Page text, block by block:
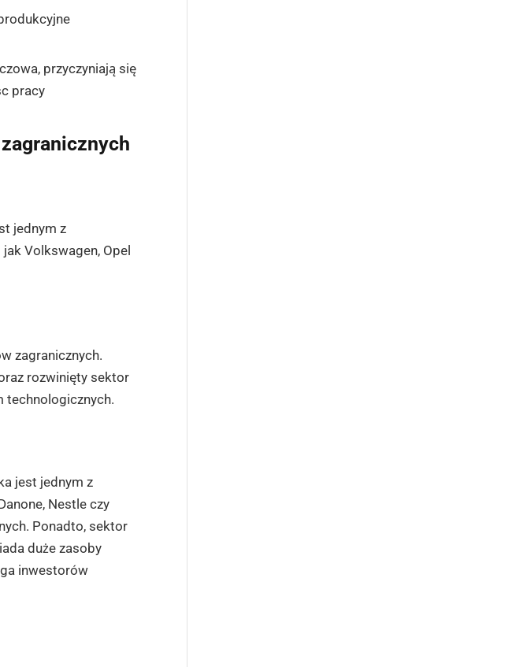
przyczyniają się
pracy
jednym z
Volkswagen, Opel
zagranicznych.
rozwinięty sektor
technologicznych.
jest jednym z
Nestle czy
Ponadto, sektor
duże zasoby
inwestorów